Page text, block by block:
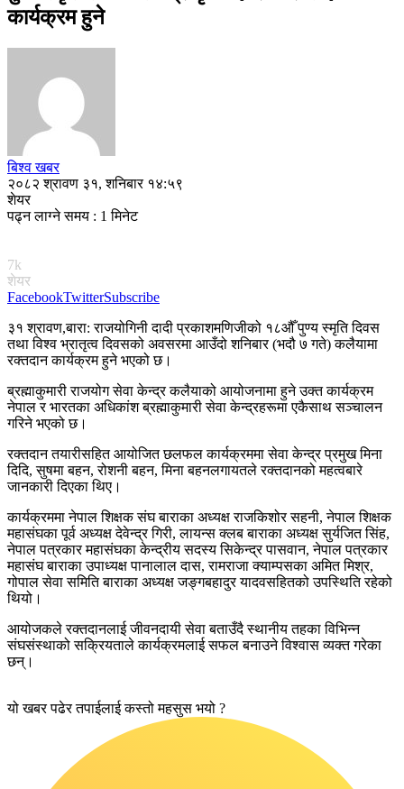
कार्यक्रम हुने
बिश्व खबर
२०८२ श्रावण ३१, शनिबार १४:५९
शेयर
पढ्न लाग्ने समय : 1 मिनेट
7k
शेयर
FacebookTwitterSubscribe
३१ श्रावण,बारा: राजयोगिनी दादी प्रकाशमणिजीको १८औँ पुण्य स्मृति दिवस
तथा विश्व भ्रातृत्व दिवसको अवसरमा आउँदो शनिबार (भदौ ७ गते) कलैयामा
रक्तदान कार्यक्रम हुने भएको छ।
ब्रह्माकुमारी राजयोग सेवा केन्द्र कलैयाको आयोजनामा हुने उक्त कार्यक्रम
नेपाल र भारतका अधिकांश ब्रह्माकुमारी सेवा केन्द्रहरूमा एकैसाथ सञ्चालन
गरिने भएको छ।
रक्तदान तयारीसहित आयोजित छलफल कार्यक्रममा सेवा केन्द्र प्रमुख मिना
दिदि, सुषमा बहन, रोशनी बहन, मिना बहनलगायतले रक्तदानको महत्वबारे
जानकारी दिएका थिए।
कार्यक्रममा नेपाल शिक्षक संघ बाराका अध्यक्ष राजकिशोर सहनी, नेपाल शिक्षक
महासंघका पूर्व अध्यक्ष देवेन्द्र गिरी, लायन्स क्लब बाराका अध्यक्ष सुर्यजित सिंह,
नेपाल पत्रकार महासंघका केन्द्रीय सदस्य सिकेन्द्र पासवान, नेपाल पत्रकार
महासंघ बाराका उपाध्यक्ष पानालाल दास, रामराजा क्याम्पसका अमित मिश्र,
गोपाल सेवा समिति बाराका अध्यक्ष जङ्गबहादुर यादवसहितको उपस्थिति रहेको
थियो।
आयोजकले रक्तदानलाई जीवनदायी सेवा बताउँदै स्थानीय तहका विभिन्न
संघसंस्थाको सक्रियताले कार्यक्रमलाई सफल बनाउने विश्वास व्यक्त गरेका
छन्।
यो खबर पढेर तपाईलाई कस्तो महसुस भयो ?